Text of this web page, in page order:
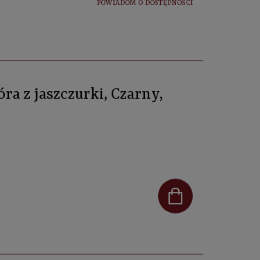
POWIADOM O DOSTĘPNOŚCI
z jaszczurki, Czarny,